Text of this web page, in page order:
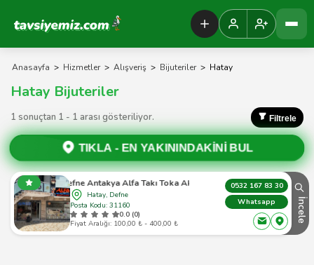
Tavsiyemiz Anasayfa
Anasayfa > Hizmetler > Alışveriş > Bijuteriler > Hatay
Hatay Bijuteriler
1 sonuçtan 1 - 1 arası gösteriliyor. Filtrele
TIKLA - EN YAKININDAKİNİ BUL
Hatay Defne Antakya Alfa Takı Toka Aksesuar Escom
Hatay, Defne
Posta Kodu: 31160
0.0 (0)
Fiyat Aralığı: 100,00 ₺ - 400,00 ₺
0532 167 83 30
Whatsapp
İncele